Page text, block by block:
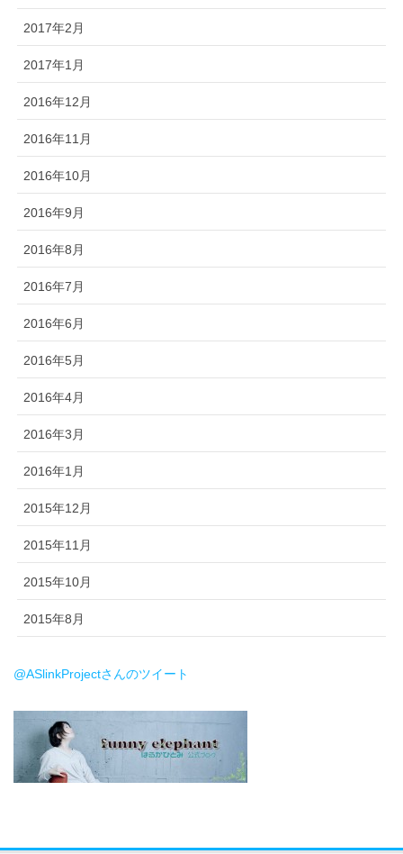
2017年2月
2017年1月
2016年12月
2016年11月
2016年10月
2016年9月
2016年8月
2016年7月
2016年6月
2016年5月
2016年4月
2016年3月
2016年1月
2015年12月
2015年11月
2015年10月
2015年8月
@ASlinkProjectさんのツイート